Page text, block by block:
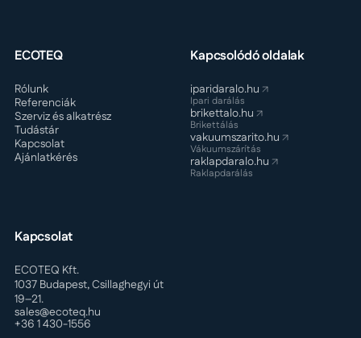
ECOTEQ
Rólunk
Referenciák
Szerviz és alkatrész
Tudástár
Kapcsolat
Ajánlatkérés
Kapcsolódó oldalak
iparidaralo.hu
Ipari darálás
brikettalo.hu
Brikettálás
vakuumszarito.hu
Vákuumszárítás
raklapdaralo.hu
Raklapdarálás
Kapcsolat
ECOTEQ Kft.
1037 Budapest, Csillaghegyi út
19–21.
sales@ecoteq.hu
+36 1 430-1556